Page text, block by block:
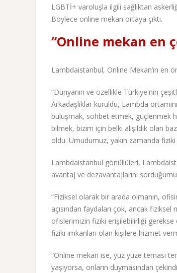
LGBTİ+ varoluşla ilgili sağlıktan
Böylece online mekan ortaya çıktı.
“Online mekan en
Lambdaistanbul, Online Mekan’ın en
“Dünyanın ve özellikle Türkiye'nin
Arkadaşlıklar kuruldu, Lambda
buluşmak, sohbet etmek, güçlenmek
bilmek, bizim için belki alışıldık olan
oldu. Umudumuz, yakın zamanda
Lambdaistanbul gönüllüleri,
avantaj ve dezavantajlarını
“Fiziksel olarak bir arada olmanın,
açısından faydaları çok, ancak fiziksel
ofislerimizin fiziki erişilebilirliği
fiziki imkanları olan kişilere hizmet
“Online mekan ise, yüz yüze teması
yaşıyorsa, onların duymasından